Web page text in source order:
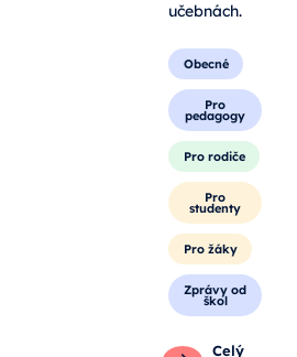
učebnách.
Obecné
Pro
pedagogy
Pro rodiče
Pro
studenty
Pro žáky
Zprávy od
škol
Celý